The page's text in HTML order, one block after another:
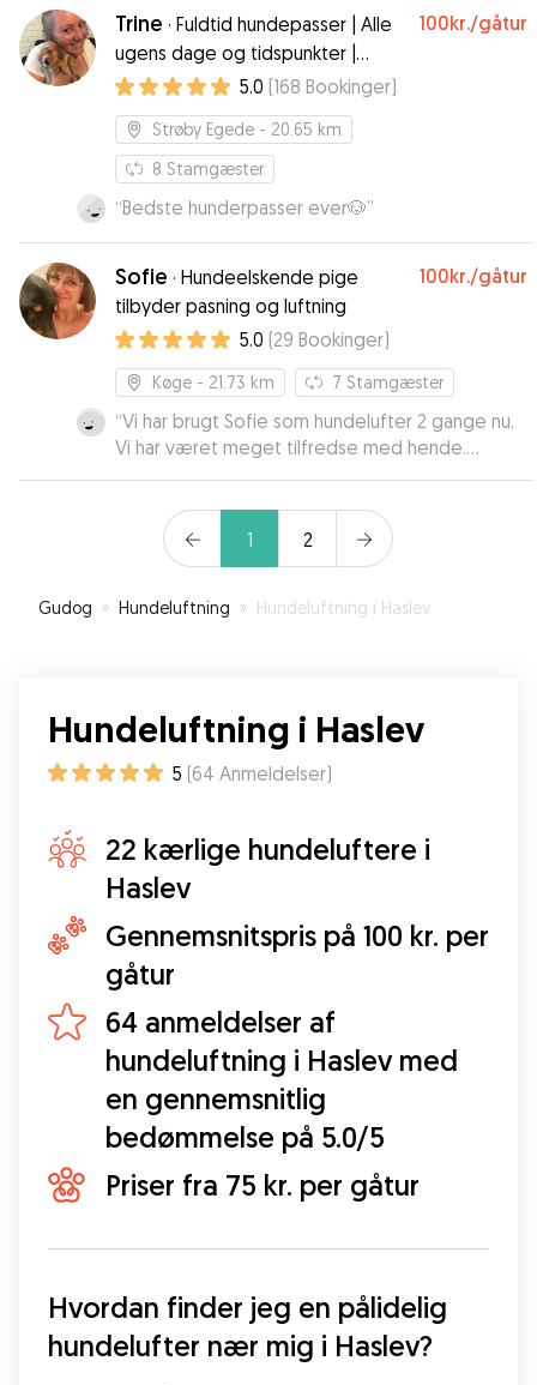
Trine · Fuldtid hundepasser | Alle
ugens dage og tidspunkter |
Kontakt mig nu
100kr./gåtur
5.0 (168 Bookinger)
Strøby Egede - 20.65 km
8 Stamgæster
“Bedste hunderpasser ever🐶”
Sofie · Hundeelskende pige
tilbyder pasning og luftning
100kr./gåtur
5.0 (29 Bookinger)
Køge - 21.73 km 7 Stamgæster
“Vi har brugt Sofie som hundelufter 2 gange nu.
Vi har været meget tilfredse med hende.
Meget sød og ikke et ord om at det pjaskede
STJERNER ”
1 2
Gudog » Hundeluftning » Hundeluftning i Haslev
Hundeluftning i Haslev
5 (64 Anmeldelser)
22 kærlige hundeluftere i
Haslev
Gennemsnitspris på 100 kr. per
gåtur
64 anmeldelser af
hundeluftning i Haslev med
en gennemsnitlig
bedømmelse på 5.0/5
Priser fra 75 kr. per gåtur
Hvordan finder jeg en pålidelig
hundelufter nær mig i Haslev?